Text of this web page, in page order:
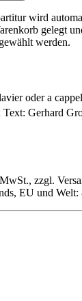
wird
gelegt
werden.
oder a
Gerhard
zzgl.
EU und Welt: